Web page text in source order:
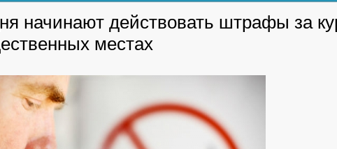
начинают действовать штрафы за
местах